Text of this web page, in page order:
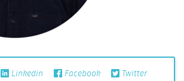
Linkedin Facebook Twitter